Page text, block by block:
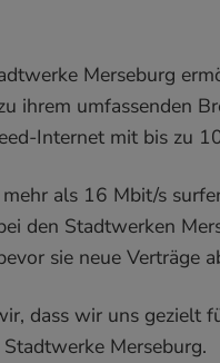
Merseburg
ihrem umfassenden
Internet mit bis zu
als 16 Mbit/s
den Stadtwerken
sie neue Verträge
dass wir uns gezielt
Merseburg.